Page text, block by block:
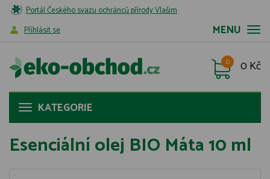
Portál Českého svazu ochránců přírody Vlašim
MENU
Příhlásit se
0 Kč
0
KATEGORIE
Esenciální olej BIO Máta 10 ml